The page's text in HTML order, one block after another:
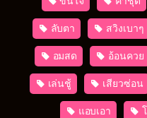
ลับตา สวิงเบาๆ
อมสด อ้อนควย
เล่นชู้ เสียวซ่อน
แอบเอา